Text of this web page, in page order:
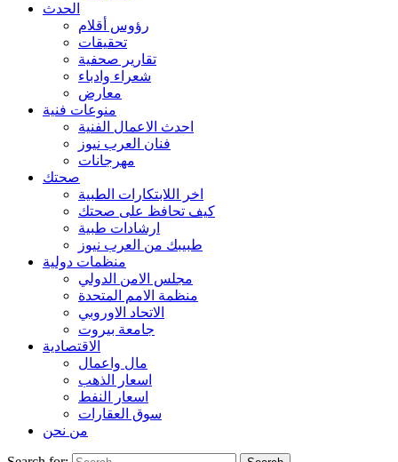
الحدث
رؤوس أقلام
تحقيقات
تقارير صحفية
شعراء وادباء
معارض
منوعات فنية
احدث الاعمال الفنية
فنان العرب نيوز
مهرجانات
صحتك
اخر اللابتكارات الطبية
كيف تحافظ على صحتك
ارشادات طبية
طبيبك من العرب نيوز
منظمات دولية
مجلس الامن الدولي
منظمة الامم المتحدة
الاتحاد الاوروبي
جامعة بيروت
الاقتصادية
مال واعمال
اسعار الذهب
اسعار النفط
سوق العقارات
من نحن